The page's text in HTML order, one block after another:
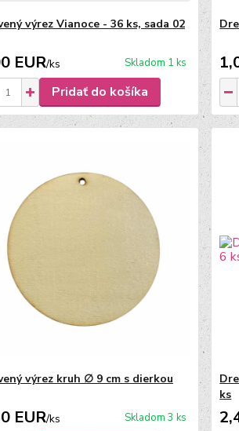
výrez Vianoce - 36 ks, sada 02
EUR/ks Skladom 1 ks
Pridať do košíka
výrez kruh ∅ 9 cm s dierkou
EUR/ks Skladom 3 ks
ks